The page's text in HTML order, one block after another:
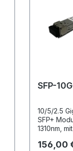
SFP-
10/5/2.5
SFP+
1310nm,
156,00